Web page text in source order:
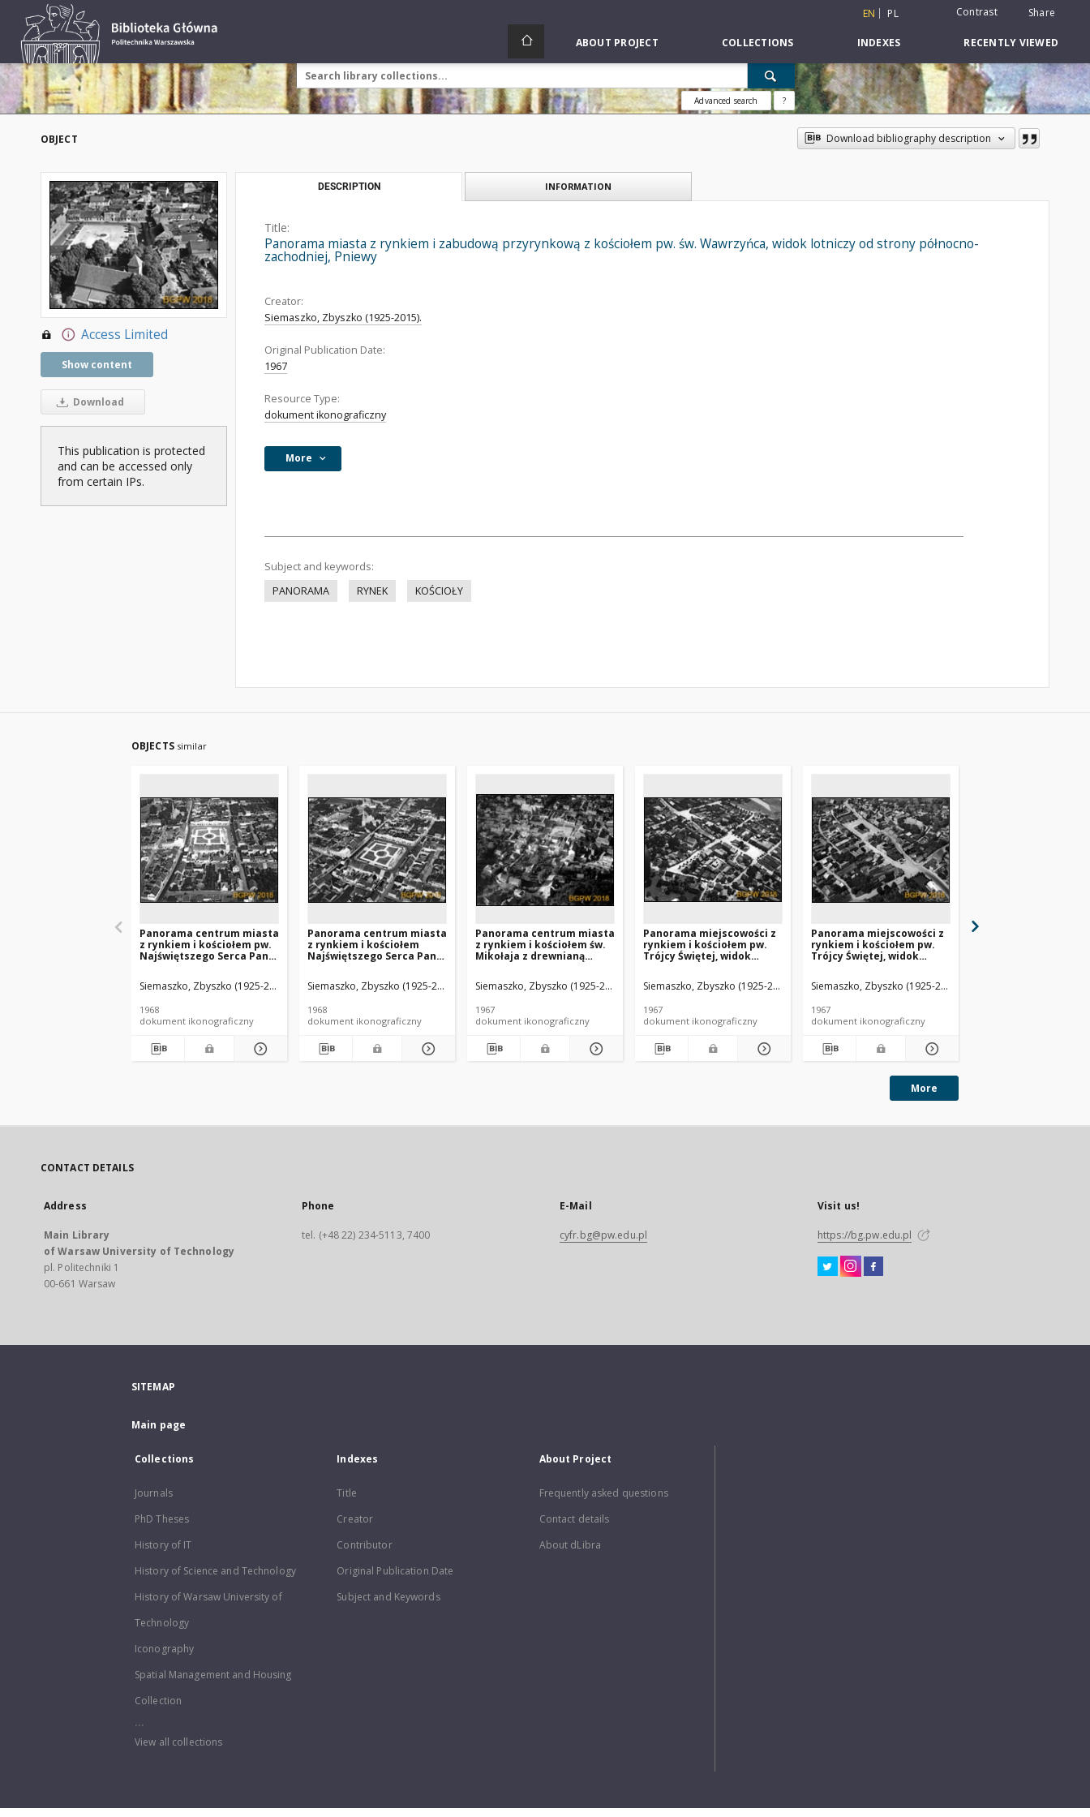
EN PL Contrast Share
ABOUT PROJECT COLLECTIONS INDEXES RECENTLY VIEWED
Advanced search ?
OBJECT Download bibliography description
Access Limited
Show content
Download
This publication is protected
and can be accessed only
from certain IPs.
DESCRIPTION INFORMATION
Title:
Panorama miasta z rynkiem i zabudową przyrynkową z kościołem pw. św. Wawrzyńca, widok lotniczy od strony północno-
zachodniej, Pniewy
Creator:
Siemaszko, Zbyszko (1925-2015).
Original Publication Date:
1967
Resource Type:
dokument ikonograficzny
More
Subject and keywords:
PANORAMA
RYNEK KOŚCIOŁY
OBJECTS similar
Panorama centrum miasta
z rynkiem i kościołem pw.
Najświętszego Serca Pana
strony zachodniej,
Bojanowo
Siemaszko, Zbyszko (1925-2015).
1968
dokument ikonograficzny
Panorama centrum miasta
z rynkiem i kościołem
Najświętszego Serca Pana
strony południowo-
zachodniej, Bojanowo
Siemaszko, Zbyszko (1925-2015).
1968
dokument ikonograficzny
Panorama centrum miasta
z rynkiem i kościołem św.
Mikołaja z drewnianą
od strony wschodniej,
Bochnia
Siemaszko, Zbyszko (1925-2015).
1967
dokument ikonograficzny
Panorama miejscowości z
rynkiem i kościołem pw.
Trójcy Świętej, widok
północnej, Bolesławiec
(województwo łódzkie)
Siemaszko, Zbyszko (1925-2015).
1967
dokument ikonograficzny
Panorama miejscowości z
rynkiem i kościołem pw.
Trójcy Świętej, widok
północnej, Bolesławiec
(województwo łódzkie)
Siemaszko, Zbyszko (1925-2015).
1967
dokument ikonograficzny
More
CONTACT DETAILS
Address
Main Library
of Warsaw University of Technology
pl. Politechniki 1
00-661 Warsaw
Phone
tel. (+48 22) 234-5113, 7400
E-Mail
cyfr.bg@pw.edu.pl
Visit us!
https://bg.pw.edu.pl
SITEMAP
Main page
Collections
Journals
PhD Theses
History of IT
History of Science and Technology
History of Warsaw University of
Technology
Iconography
Spatial Management and Housing
Collection
...
View all collections
Indexes
Title
Creator
Contributor
Original Publication Date
Subject and Keywords
About Project
Frequently asked questions
Contact details
About dLibra